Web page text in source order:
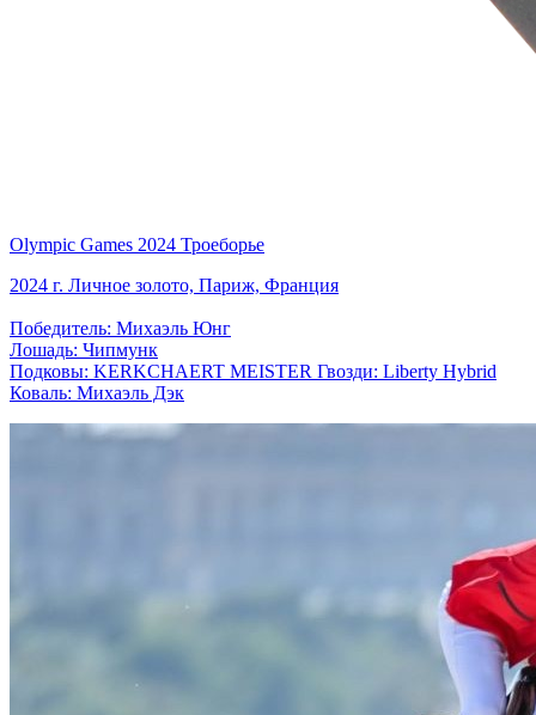
Olympic Games 2024 Троеборье
2024 г. Личное золото, Париж, Франция
Победитель: Михаэль Юнг
Лошадь: Чипмунк
Подковы: KERKCHAERT MEISTER Гвозди: Liberty Hybrid
Коваль: Михаэль Дэк